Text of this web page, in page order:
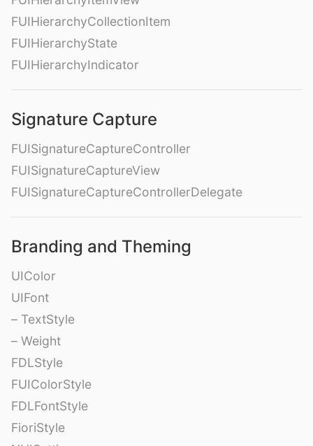
FUIHierarchyCollectionItem
FUIHierarchyState
FUIHierarchyIndicator
Signature Capture
FUISignatureCaptureController
FUISignatureCaptureView
FUISignatureCaptureControllerDelegate
Branding and Theming
UIColor
UIFont
– TextStyle
– Weight
FDLStyle
FUIColorStyle
FDLFontStyle
FioriStyle